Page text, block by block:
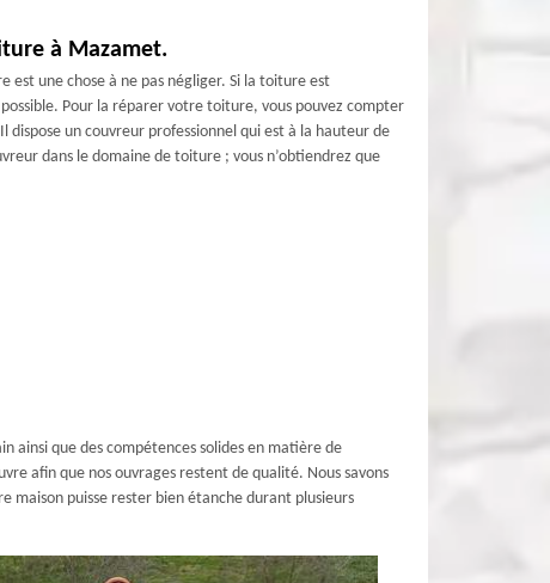
à Mazamet.
une chose à ne pas négliger. Si la toiture est
Pour la réparer votre toiture, vous pouvez compter
un couvreur professionnel qui est à la hauteur de
dans le domaine de toiture ; vous n’obtiendrez que
ainsi que des compétences solides en matière de
afin que nos ouvrages restent de qualité. Nous savons
maison puisse rester bien étanche durant plusieurs